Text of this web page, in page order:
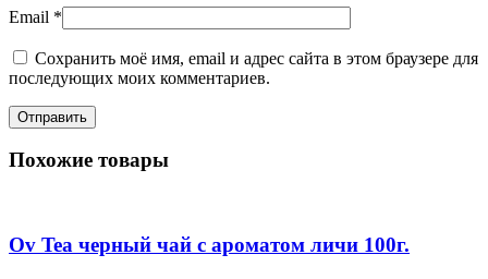
Email *
Сохранить моё имя, email и адрес сайта в этом браузере для
последующих моих комментариев.
Похожие товары
Ov Tea черный чай с ароматом личи 100г.